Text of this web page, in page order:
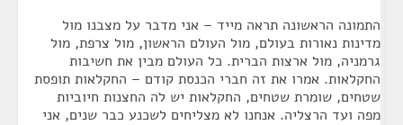
התמונה הראשונה תראה מייד – אני מדבר על מצבנו מול
מדינות נאורות בעולם, מול העולם הראשון, מול צרפת, מול
גרמניה, מול ארצות הברית. כל העולם מבין את חשיבות
החקלאות. אמרו את זה חברי הכנסת קודם – החקלאות תופסת
שטחים, שומרת שטחים, החקלאות יש לה החצנות חיוביות
מפה ועד הרצליה. אנחנו לא מצליחים לשכנע כבר שנים, אני